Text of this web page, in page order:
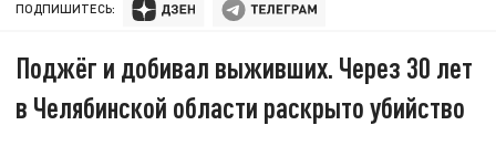
ПОДПИШИТЕСЬ:
Поджёг и добивал выживших. Через 30 лет
в Челябинской области раскрыто убийство